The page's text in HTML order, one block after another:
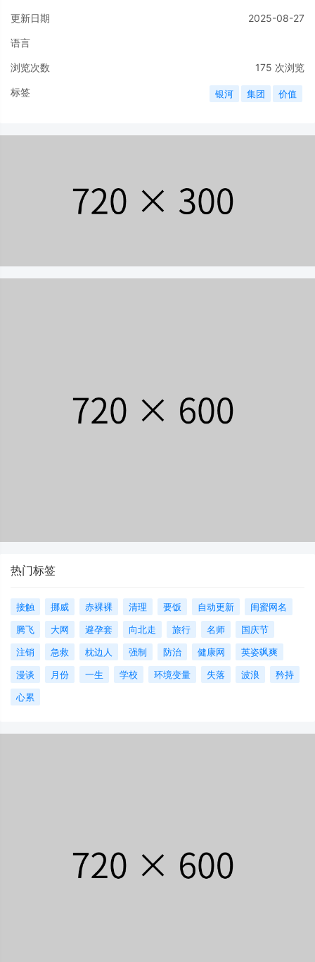
更新日期 2025-08-27
语言
浏览次数 175 次浏览
标签 银河 集团 价值
热门标签
接触 挪威 赤裸裸 清理 要饭 自动更新
闺蜜网名
腾飞
大网 避孕套 向北走 旅行 名师
国庆节
注销
急救 枕边人 强制 防治 健康网
英姿飒爽
漫谈
月份 一生 学校 环境变量 失落 波浪
矜持
心累